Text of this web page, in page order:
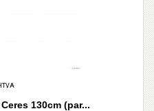
130cm (par...